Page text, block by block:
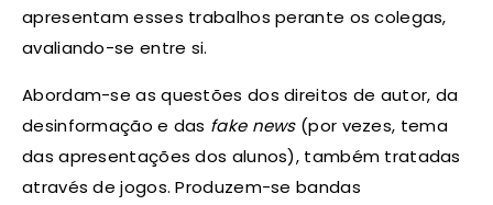
apresentam esses trabalhos perante os colegas,
avaliando-se entre si.
Abordam-se as questões dos direitos de autor, da
desinformação e das fake news(por vezes, tema
das apresentações dos alunos), também tratadas
através de jogos. Produzem-se bandas